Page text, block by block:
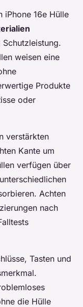
iPhone 16e Hülle
weisen eine
Produkte
oder
verstärkten
Kante um
verfügen über
Achten
nach
Tasten und
die Hülle